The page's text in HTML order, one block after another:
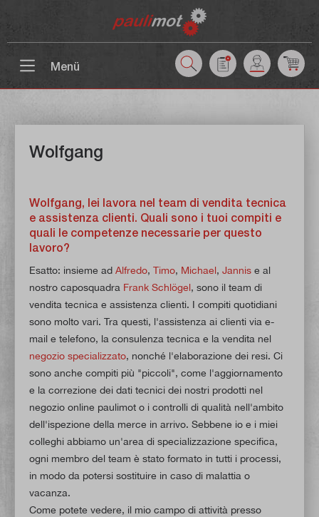
Menü
Wolfgang
Wolfgang, lei lavora nel team di vendita tecnica
e assistenza clienti. Quali sono i tuoi compiti e
quali le competenze necessarie per questo
lavoro?
Esatto: insieme ad Alfredo, Timo, Michael, Jannis e al
nostro caposquadra Frank Schlögel, sono il team di
vendita tecnica e assistenza clienti. I compiti quotidiani
sono molto vari. Tra questi, l'assistenza ai clienti via e-
mail e telefono, la consulenza tecnica e la vendita nel
negozio specializzato, nonché l'elaborazione dei resi. Ci
sono anche compiti più "piccoli", come l'aggiornamento
e la correzione dei dati tecnici dei nostri prodotti nel
negozio online paulimot o i controlli di qualità nell'ambito
dell'ispezione della merce in arrivo. Sebbene io e i miei
colleghi abbiamo un'area di specializzazione specifica,
ogni membro del team è stato formato in tutti i processi,
in modo da potersi sostituire in caso di malattia o
vacanza.
Come potete vedere, il mio campo di attività presso